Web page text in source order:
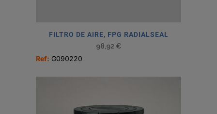
FILTRO DE AIRE, FPG RADIALSEAL
98,92 €
Ref: G090220